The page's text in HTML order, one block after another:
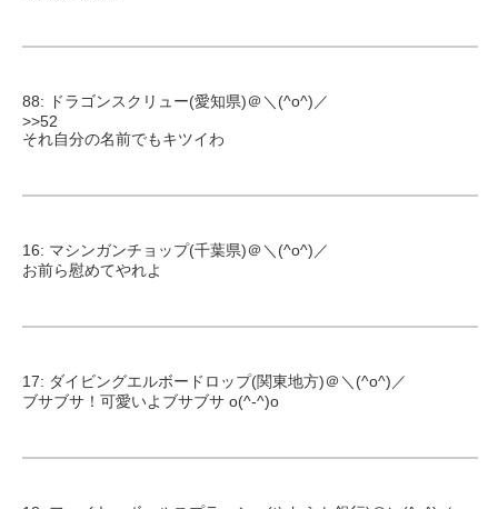
88: ドラゴンスクリュー(愛知県)＠＼(^o^)／
>>52
それ自分の名前でもキツイわ
16: マシンガンチョップ(千葉県)＠＼(^o^)／
お前ら慰めてやれよ
17: ダイビングエルボードロップ(関東地方)＠＼(^o^)／
ブサブサ！可愛いよブサブサ o(^-^)o